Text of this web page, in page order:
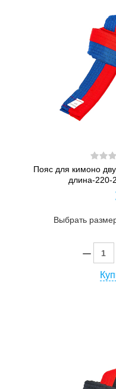
Пояс для кимоно
длина-220-
Выбрать